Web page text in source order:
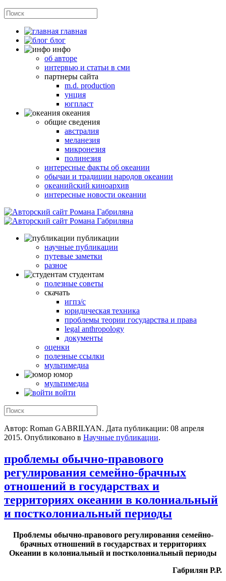
главная
блог
инфо
об авторе
интервью и статьи в сми
партнеры сайта
m.d. production
унция
югпласт
океания
общие сведения
австралия
меланезия
микронезия
полинезия
интересные факты об океании
обычаи и традиции народов океании
океанийский киноархив
интересные новости океании
публикации
научные публикации
путевые заметки
разное
студентам
полезные советы
скачать
игпз/с
юридическая техника
проблемы теории государства и права
legal anthropology
документы
оценки
полезные ссылки
мультимедиа
юмор
мультимедиа
войти
Автор: Roman GABRILYAN. Дата публикации: 08 апреля
2015. Опубликовано в Научные публикации.
проблемы обычно-правового
регулирования семейно-брачных
отношений в государствах и
территориях океании в колониальный
и постколониальный периоды
Проблемы обычно-правового регулирования семейно-
брачных отношений в государствах и территориях
Океании в колониальный и постколониальный периоды
Габрилян Р.Р.